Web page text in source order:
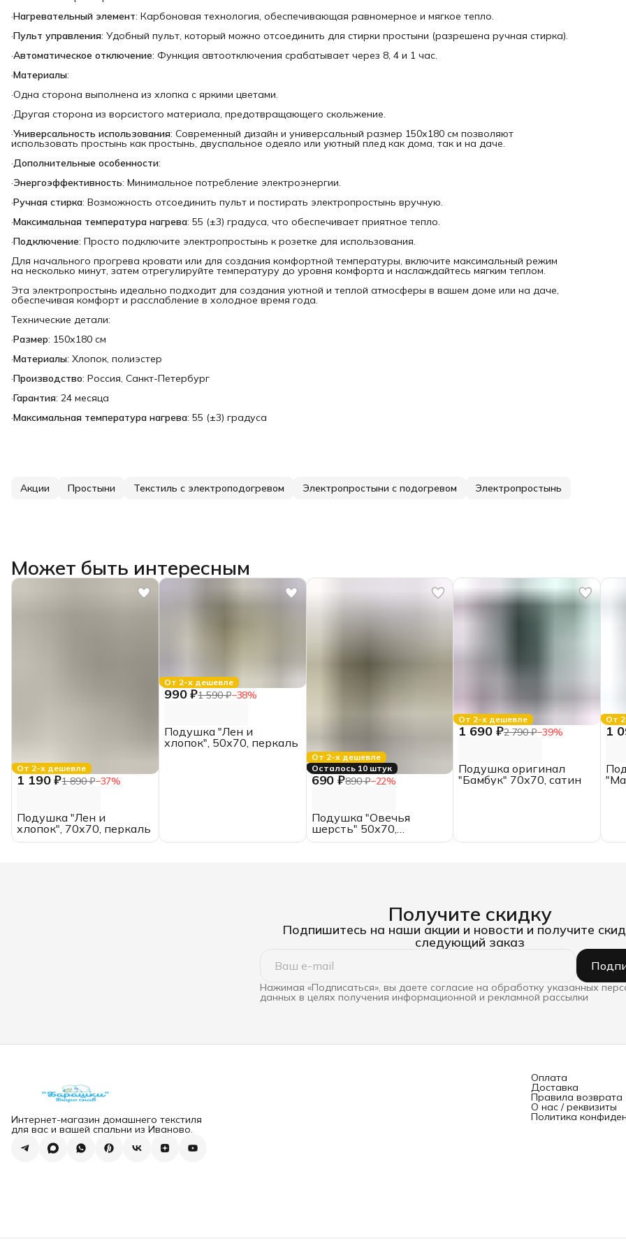
·Максимальная температура нагрева
·Нагревательный элемент: Карбоновая технология, обеспечивающая равномерное и мягкое тепло.
·Пульт управления: Удобный пульт, который можно отсоединить для стирки простыни (разрешена ручная стирка).
·Автоматическое отключение: Функция автоотключения срабатывает через 8, 4 и 1 час.
·Материалы:
·Одна сторона выполнена из хлопка с яркими цветами.
·Другая сторона из ворсистого материала, предотвращающего скольжение.
·Универсальность использования: Современный дизайн и универсальный размер 150х180 см позволяют
использовать простынь как простынь, двуспальное одеяло или уютный плед как дома, так и на даче.
·Дополнительные особенности:
·Энергоэффективность: Минимальное потребление электроэнергии.
·Ручная стирка: Возможность отсоединить пульт и постирать электропростынь вручную.
·Максимальная температура нагрева: 55 (±3) градуса, что обеспечивает приятное тепло.
·Подключение: Просто подключите электропростынь к розетке для использования.
Для начального прогрева кровати или для создания комфортной температуры, включите максимальный режим
на несколько минут, затем отрегулируйте температуру до уровня комфорта и наслаждайтесь мягким теплом.
Эта электропростынь идеально подходит для создания уютной и теплой атмосферы в вашем доме или на даче,
обеспечивая комфорт и расслабление в холодное время года.
Технические детали:
·Размер: 150х180 см
·Материалы: Хлопок, полиэстер
·Производство: Россия, Санкт-Петербург
·Гарантия: 24 месяца
·Максимальная температура нагрева: 55 (±3) градуса
Акции Простыни Текстиль с электроподогревом Электропростыни с подогревом Электропростынь
Может быть интересным
От 2-х дешевле
1 190 ₽1 890 ₽−37%
Подушка "Лен и
хлопок", 70х70, перкаль
От 2-х дешевле
990 ₽1 590 ₽−38%
Подушка "Лен и
хлопок", 50х70, перкаль
От 2-х дешевле
Осталось 10 штук
690 ₽890 ₽−22%
Подушка "Овечья
шерсть" 50х70,
поликоттон
От 2-х дешевле
1 690 ₽2 790 ₽−39%
Подушка оригинал
"Бамбук" 70х70, сатин
От
1
Получите скидку
Подпишитесь на наши акции и новости и получите
следующий заказ
Нажимая «Подписаться», вы даете согласие на обработку указанных
данных в целях получения информационной и рекламной рассылки
Интернет-магазин домашнего текстиля
для вас и вашей спальни из Иваново.
Оплата
Доставка
Правила возврата
О нас / реквизиты
Политика